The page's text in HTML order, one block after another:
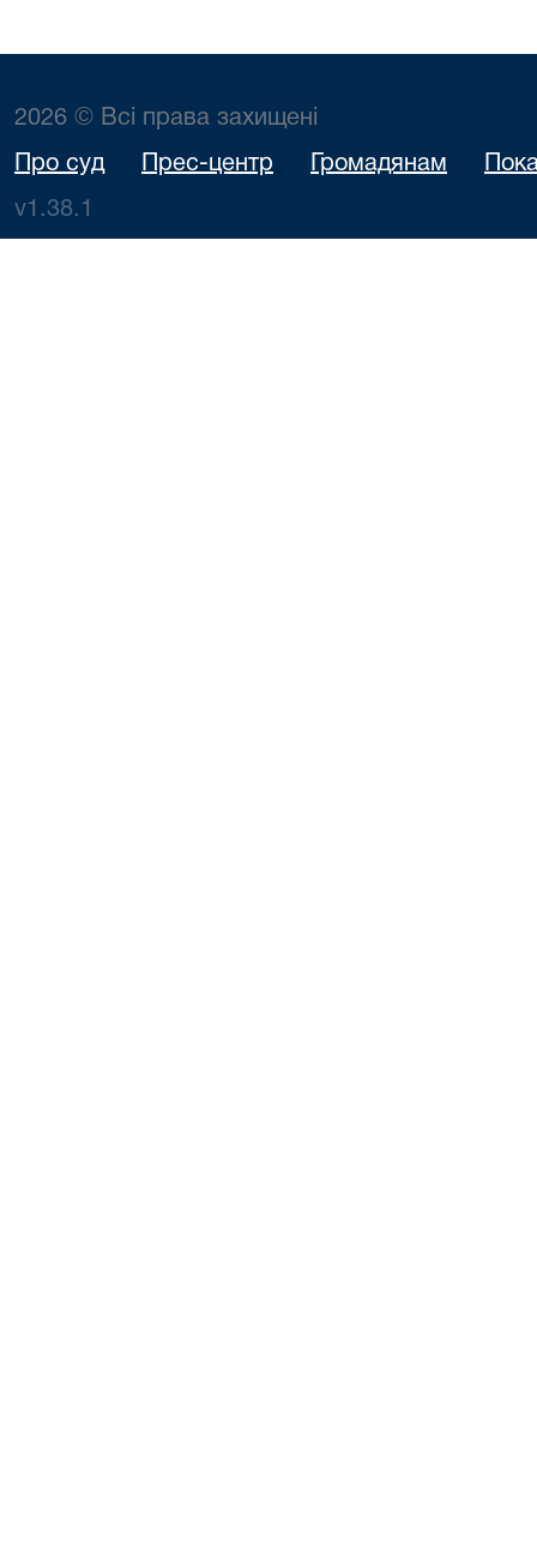
2026 © Всі права захищені
Про суд Прес-центр Громадянам
v1.38.1